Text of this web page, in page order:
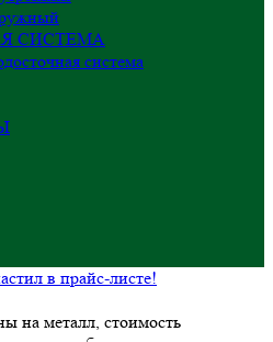
СИСТЕМА
система
в прайс-листе!
на металл, стоимость